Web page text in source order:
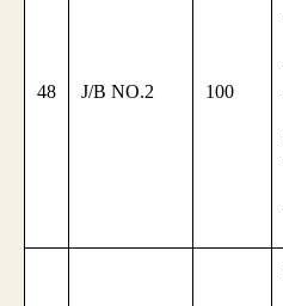
48 J/B NO.2 100